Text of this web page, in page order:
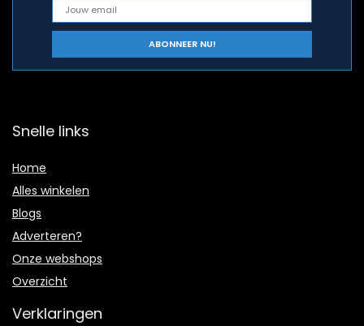
Snelle links
Home
Alles winkelen
Blogs
Adverteren?
Onze webshops
Overzicht
Verklaringen